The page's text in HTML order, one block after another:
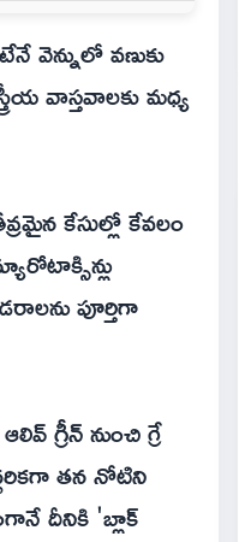
వెన్నులో వణుకు
వాస్తవాలకు మధ్య
కేసుల్లో కేవలం
పూర్తిగా
గ్రీన్ నుంచి గ్రే
తన నోటిని
దీనికి 'బ్లాక్